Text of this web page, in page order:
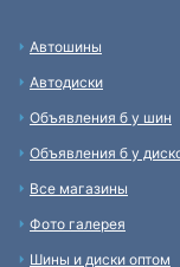
Автошины
Автодиски
Объявления б у шин
Объявления б у
Все магазины
Фото галерея
Шины и диски оптом